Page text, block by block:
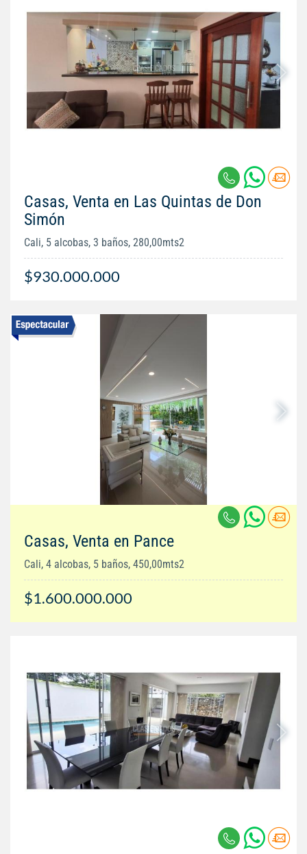
Casas, Venta en Las Quintas de Don
Simón
Cali, 5 alcobas, 3 baños, 280,00mts2
$930.000.000
Casas, Venta en Pance
Cali, 4 alcobas, 5 baños, 450,00mts2
$1.600.000.000